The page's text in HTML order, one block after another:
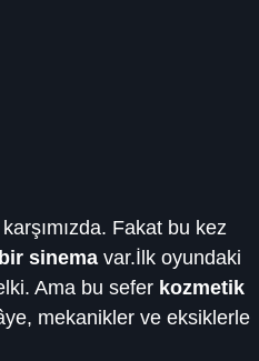
Fakat bu kez
sinema var.İlk oyundaki
Ama bu sefer kozmetik
mekanikler ve eksiklerle